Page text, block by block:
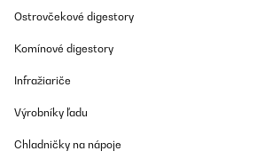
Ostrovčekové digestory
Komínové digestory
Infražiariče
Výrobníky ľadu
Chladničky na nápoje